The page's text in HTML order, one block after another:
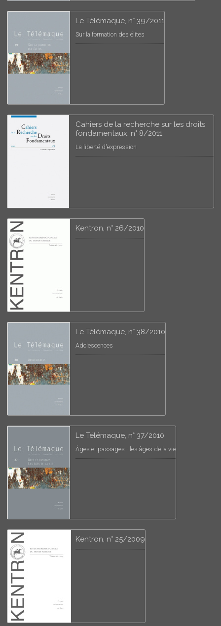
Le Télémaque, n° 39/2011
Sur la formation des élites
Cahiers de la recherche sur les droits
fondamentaux, n° 8/2011
La liberté d'expression
Kentron, n° 26/2010
Le Télémaque, n° 38/2010
Adolescences
Le Télémaque, n° 37/2010
Âges et passages - les âges de la vie
Kentron, n° 25/2009